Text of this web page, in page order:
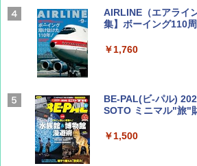
AIRLINE（エアライ
集】ボーイング110
￥1,760
BE-PAL(ビ-パル)
SOTO ミニマル"旅"
￥1,500